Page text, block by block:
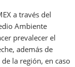
a través del
Ambiente
prevalecer el
además de
la región, en caso